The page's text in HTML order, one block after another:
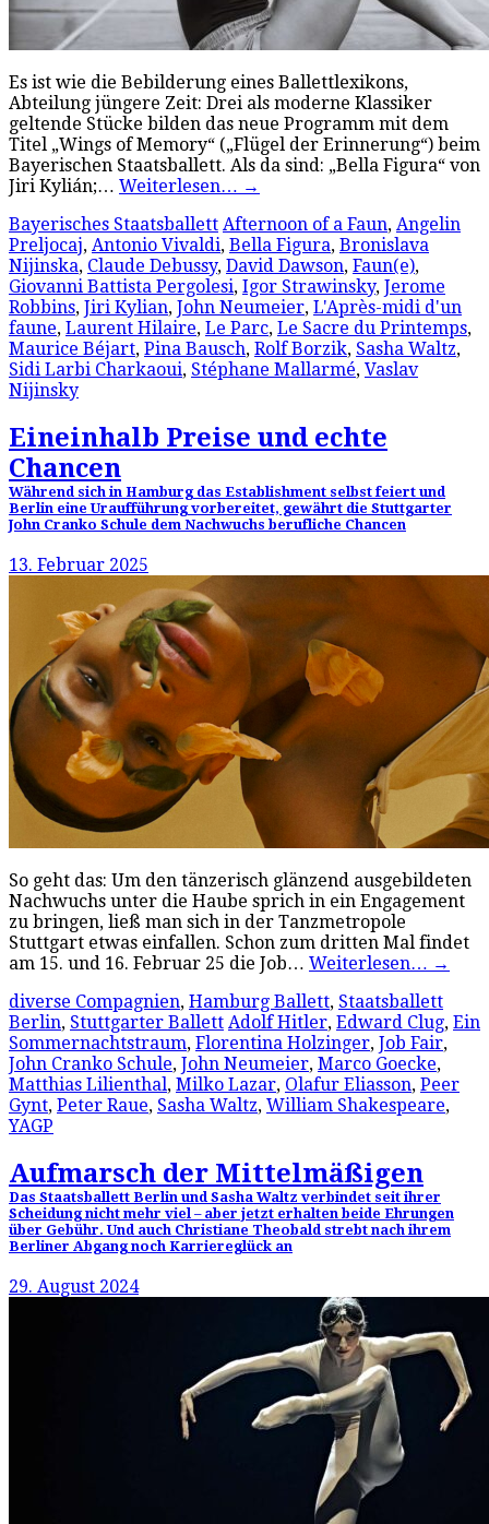
Es ist wie die Bebilderung eines Ballettlexikons,
Abteilung jüngere Zeit: Drei als moderne Klassiker
geltende Stücke bilden das neue Programm mit dem
Titel „Wings of Memory“ („Flügel der Erinnerung“) beim
Bayerischen Staatsballett. Als da sind: „Bella Figura“ von
Jiri Kylián;… Weiterlesen… →
Bayerisches Staatsballett Afternoon of a Faun, Angelin
Preljocaj, Antonio Vivaldi, Bella Figura, Bronislava
Nijinska, Claude Debussy, David Dawson, Faun(e),
Giovanni Battista Pergolesi, Igor Strawinsky, Jerome
Robbins, Jiri Kylian, John Neumeier, L'Après-midi d'un
faune, Laurent Hilaire, Le Parc, Le Sacre du Printemps,
Maurice Béjart, Pina Bausch, Rolf Borzik, Sasha Waltz,
Sidi Larbi Charkaoui, Stéphane Mallarmé, Vaslav
Nijinsky
Eineinhalb Preise und echte
Chancen
Während sich in Hamburg das Establishment selbst feiert und
Berlin eine Uraufführung vorbereitet, gewährt die Stuttgarter
John Cranko Schule dem Nachwuchs berufliche Chancen
13. Februar 2025
So geht das: Um den tänzerisch glänzend ausgebildeten
Nachwuchs unter die Haube sprich in ein Engagement
zu bringen, ließ man sich in der Tanzmetropole
Stuttgart etwas einfallen. Schon zum dritten Mal findet
am 15. und 16. Februar 25 die Job… Weiterlesen… →
diverse Compagnien, Hamburg Ballett, Staatsballett
Berlin, Stuttgarter Ballett Adolf Hitler, Edward Clug, Ein
Sommernachtstraum, Florentina Holzinger, Job Fair,
John Cranko Schule, John Neumeier, Marco Goecke,
Matthias Lilienthal, Milko Lazar, Olafur Eliasson, Peer
Gynt, Peter Raue, Sasha Waltz, William Shakespeare,
YAGP
Aufmarsch der Mittelmäßigen
Das Staatsballett Berlin und Sasha Waltz verbindet seit ihrer
Scheidung nicht mehr viel – aber jetzt erhalten beide Ehrungen
über Gebühr. Und auch Christiane Theobald strebt nach ihrem
Berliner Abgang noch Karriereglück an
29. August 2024